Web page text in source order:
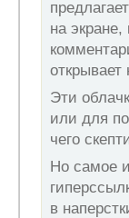
на
Эти
или для
чего
Но самое
в